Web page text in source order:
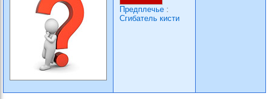
Предплечье :
Сгибатель кисти